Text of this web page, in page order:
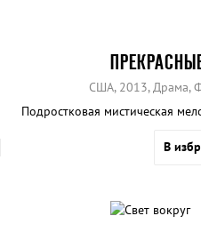
США, 2013, Драма,
Подростковая мистическая
В